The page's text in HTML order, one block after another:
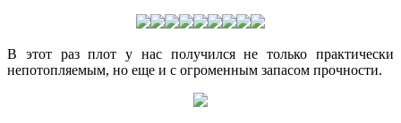
В этот раз плот у нас получился не только практически
непотопляемым, но еще и с огроменным запасом прочности.